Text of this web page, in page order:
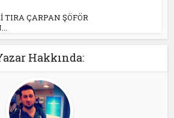
ÇARPAN ŞÖFÖR
Hakkında: